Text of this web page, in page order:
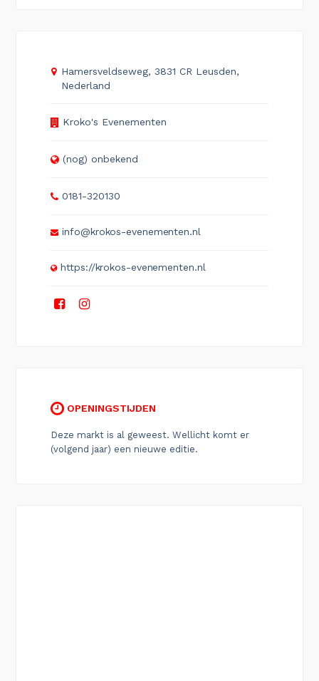
Hamersveldseweg, 3831 CR Leusden,
Nederland
Kroko's Evenementen
(nog) onbekend
0181-320130
info@krokos-evenementen.nl
https://krokos-evenementen.nl
OPENINGSTIJDEN
Deze markt is al geweest. Wellicht komt er
(volgend jaar) een nieuwe editie.